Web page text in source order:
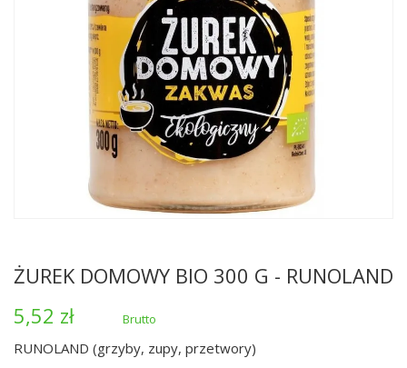
ŻUREK DOMOWY BIO 300 G - RUNOLAND
5,52 zł
Brutto
RUNOLAND (grzyby, zupy, przetwory)